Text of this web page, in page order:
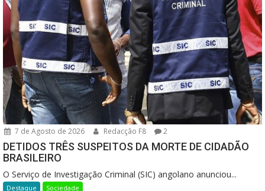
7 de Agosto de 2026 Redacção F8 2
DETIDOS TRÊS SUSPEITOS DA MORTE DE CIDADÃO
BRASILEIRO
O Serviço de Investigação Criminal (SIC) angolano anunciou...
Destaque Sociedade